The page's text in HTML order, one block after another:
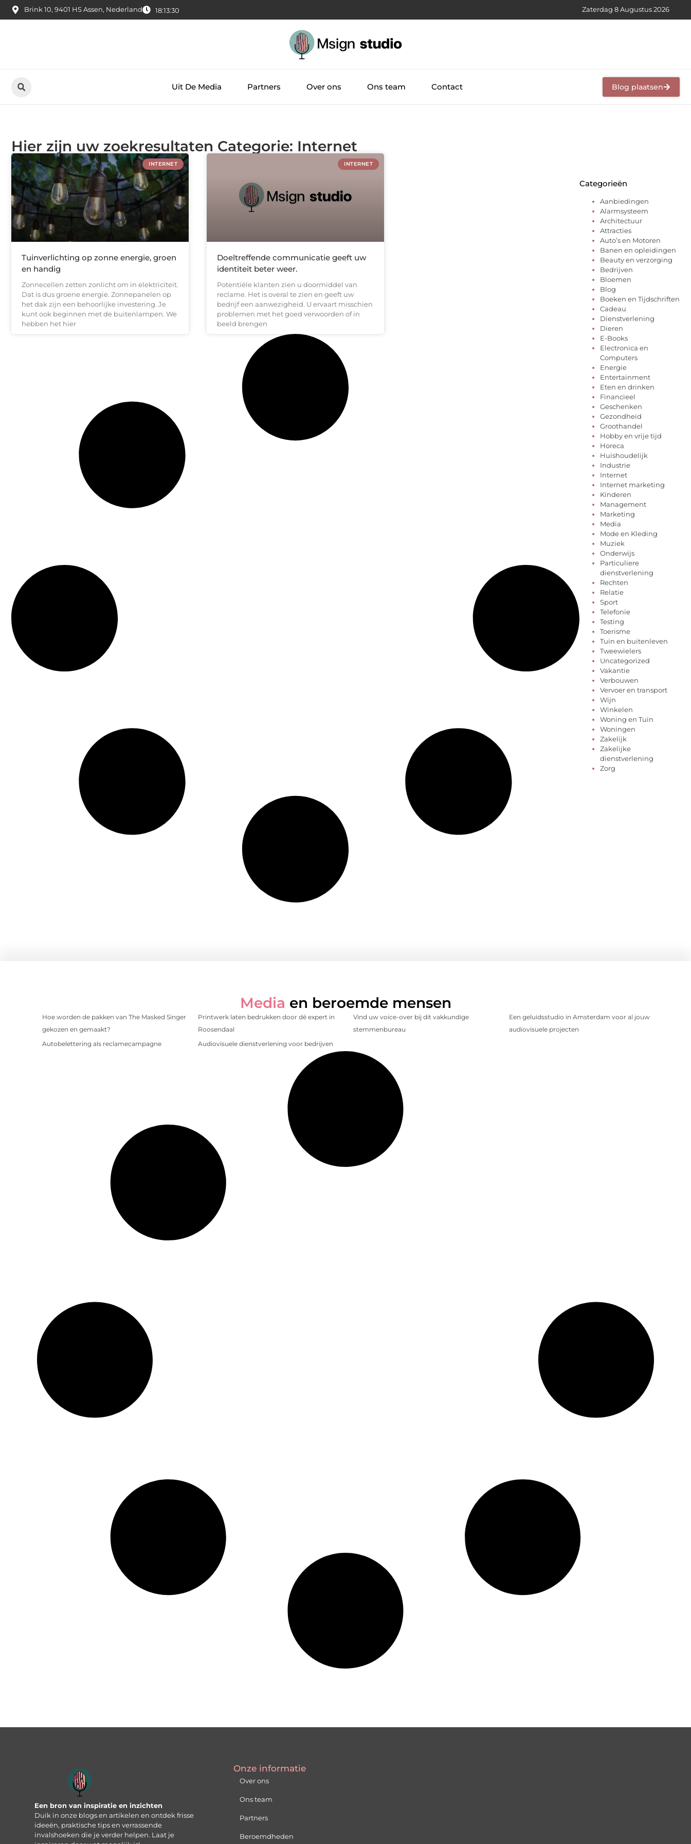
Brink 10, 9401 HS Assen, Nederland 18:13:31 Zaterdag 8 Augustus 2026
Uit De Media Partners Over ons Ons team Contact Blog plaatsen
Hier zijn uw zoekresultaten Categorie: Internet
INTERNET
Tuinverlichting op zonne energie, groen
en handig
Zonnecellen zetten zonlicht om in elektriciteit.
Dat is dus groene energie. Zonnepanelen op
het dak zijn een behoorlijke investering. Je
kunt ook beginnen met de buitenlampen. We
hebben het hier
INTERNET
Doeltreffende communicatie geeft uw
identiteit beter weer.
Potentiële klanten zien u doormiddel van
reclame. Het is overal te zien en geeft uw
bedrijf een aanwezigheid. U ervaart misschien
problemen met het goed verwoorden of in
beeld brengen
Categorieën
Aanbiedingen
Alarmsysteem
Architectuur
Attracties
Auto’s en Motoren
Banen en opleidingen
Beauty en verzorging
Bedrijven
Bloemen
Blog
Boeken en Tijdschriften
Cadeau
Dienstverlening
Dieren
E-Books
Electronica en
Computers
Energie
Entertainment
Eten en drinken
Financieel
Geschenken
Gezondheid
Groothandel
Hobby en vrije tijd
Horeca
Huishoudelijk
Industrie
Internet
Internet marketing
Kinderen
Management
Marketing
Media
Mode en Kleding
Muziek
Onderwijs
Particuliere
dienstverlening
Rechten
Relatie
Sport
Telefonie
Testing
Toerisme
Tuin en buitenleven
Tweewielers
Uncategorized
Vakantie
Verbouwen
Vervoer en transport
Wijn
Winkelen
Woning en Tuin
Woningen
Zakelijk
Zakelijke
dienstverlening
Zorg
Media en beroemde mensen
Hoe worden de pakken van The Masked Singer
gekozen en gemaakt?
Printwerk laten bedrukken door dé expert in
Roosendaal
Vind uw voice-over bij dit vakkundige
stemmenbureau
Een geluidsstudio in Amsterdam voor al jouw
audiovisuele projecten
Autobelettering als reclamecampagne
Audiovisuele dienstverlening voor bedrijven
Een bron van inspiratie en inzichten
Duik in onze blogs en artikelen en ontdek frisse
ideeën, praktische tips en verrassende
invalshoeken die je verder helpen. Laat je
Onze informatie
Over ons
Ons team
Partners
Beroemdheden